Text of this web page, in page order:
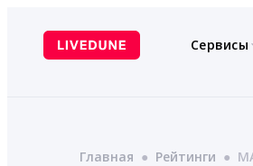
содержимому
Сервисы
Главная ● Рейтинги ●